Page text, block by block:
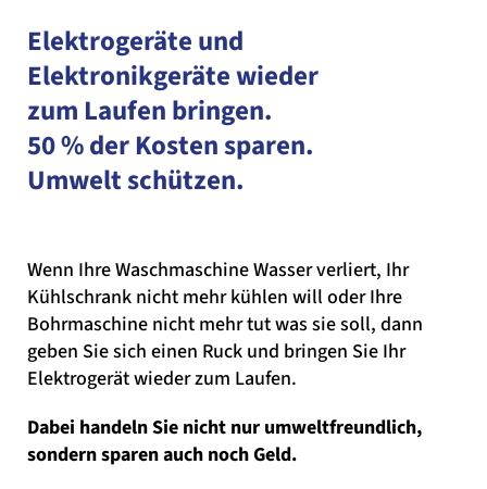
Elektrogeräte und
Elektronikgeräte wieder
zum Laufen bringen.
50 % der Kosten sparen.
Umwelt schützen.
Wenn Ihre Waschmaschine Wasser verliert, Ihr
Kühlschrank nicht mehr kühlen will oder Ihre
Bohrmaschine nicht mehr tut was sie soll, dann
geben Sie sich einen Ruck und bringen Sie Ihr
Elektrogerät wieder zum Laufen.
Dabei handeln Sie nicht nur umweltfreundlich,
sondern sparen auch noch Geld.